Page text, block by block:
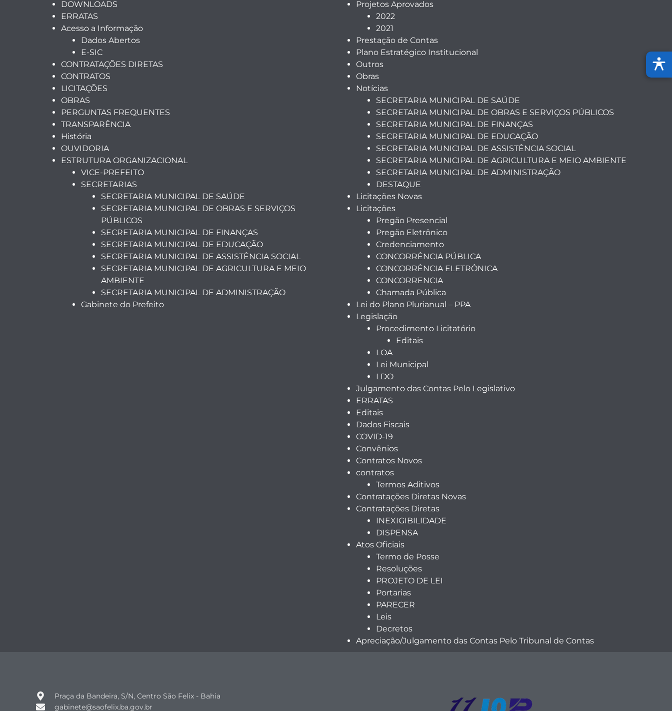
DOWNLOADS
ERRATAS
Acesso a Informação
Dados Abertos
E-SIC
CONTRATAÇÕES DIRETAS
CONTRATOS
LICITAÇÕES
OBRAS
PERGUNTAS FREQUENTES
TRANSPARÊNCIA
História
OUVIDORIA
ESTRUTURA ORGANIZACIONAL
VICE-PREFEITO
SECRETARIAS
SECRETARIA MUNICIPAL DE SAÚDE
SECRETARIA MUNICIPAL DE OBRAS E SERVIÇOS
PÚBLICOS
SECRETARIA MUNICIPAL DE FINANÇAS
SECRETARIA MUNICIPAL DE EDUCAÇÃO
SECRETARIA MUNICIPAL DE ASSISTÊNCIA SOCIAL
SECRETARIA MUNICIPAL DE AGRICULTURA E MEIO
AMBIENTE
SECRETARIA MUNICIPAL DE ADMINISTRAÇÃO
Gabinete do Prefeito
Projetos Aprovados
2022
2021
Prestação de Contas
Plano Estratégico Institucional
Outros
Obras
Notícias
SECRETARIA MUNICIPAL DE SAÚDE
SECRETARIA MUNICIPAL DE OBRAS E SERVIÇOS PÚBLICOS
SECRETARIA MUNICIPAL DE FINANÇAS
SECRETARIA MUNICIPAL DE EDUCAÇÃO
SECRETARIA MUNICIPAL DE ASSISTÊNCIA SOCIAL
SECRETARIA MUNICIPAL DE AGRICULTURA E MEIO AMBIENTE
SECRETARIA MUNICIPAL DE ADMINISTRAÇÃO
DESTAQUE
Licitações Novas
Licitações
Pregão Presencial
Pregão Eletrônico
Credenciamento
CONCORRÊNCIA PÚBLICA
CONCORRÊNCIA ELETRÔNICA
CONCORRENCIA
Chamada Pública
Lei do Plano Plurianual – PPA
Legislação
Procedimento Licitatório
Editais
LOA
Lei Municipal
LDO
Julgamento das Contas Pelo Legislativo
ERRATAS
Editais
Dados Fiscais
COVID-19
Convênios
Contratos Novos
contratos
Termos Aditivos
Contratações Diretas Novas
Contratações Diretas
INEXIGIBILIDADE
DISPENSA
Atos Oficiais
Termo de Posse
Resoluções
PROJETO DE LEI
Portarias
PARECER
Leis
Decretos
Apreciação/Julgamento das Contas Pelo Tribunal de Contas
Praça da Bandeira, S/N, Centro São Felix - Bahia
gabinete@saofelix.ba.gov.br